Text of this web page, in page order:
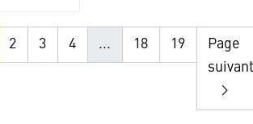
2 3 4 ... 18 19
Page